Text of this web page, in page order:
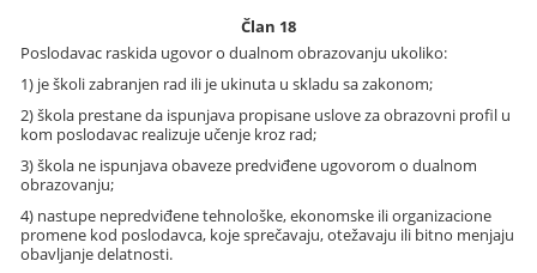
Član 18
Poslodavac raskida ugovor o dualnom obrazovanju ukoliko:
1) je školi zabranjen rad ili je ukinuta u skladu sa zakonom;
2) škola prestane da ispunjava propisane uslove za obrazovni profil u
kom poslodavac realizuje učenje kroz rad;
3) škola ne ispunjava obaveze predviđene ugovorom o dualnom
obrazovanju;
4) nastupe nepredviđene tehnološke, ekonomske ili organizacione
promene kod poslodavca, koje sprečavaju, otežavaju ili bitno menjaju
obavljanje delatnosti.